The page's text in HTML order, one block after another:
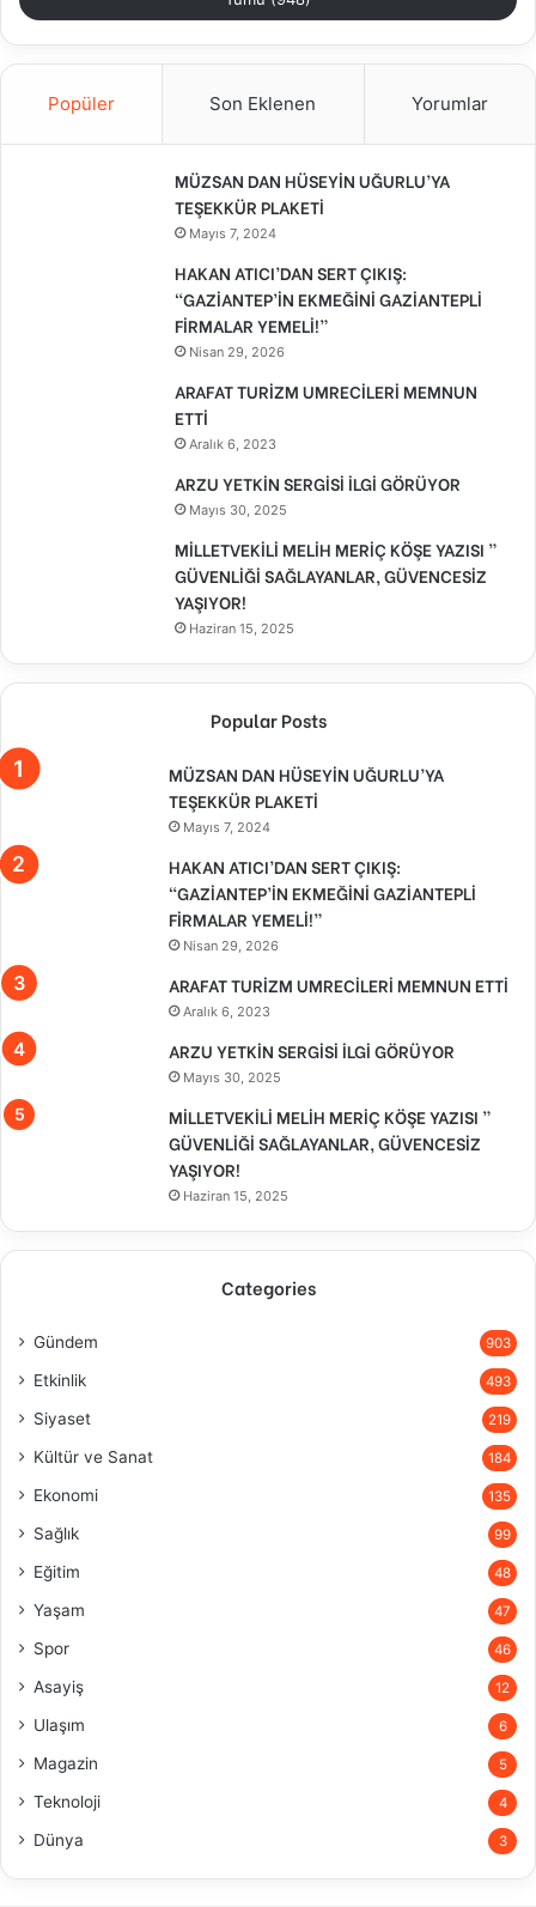
Popüler Son Eklenen Yorumlar
MÜZSAN DAN HÜSEYİN UĞURLU’YA
TEŞEKKÜR PLAKETİ
Mayıs 7, 2024
HAKAN ATICI’DAN SERT ÇIKIŞ:
“GAZİANTEP’İN EKMEĞİNİ GAZİANTEPLİ
FİRMALAR YEMELİ!”
Nisan 29, 2026
ARAFAT TURİZM UMRECİLERİ MEMNUN
ETTİ
Aralık 6, 2023
ARZU YETKİN SERGİSİ İLGİ GÖRÜYOR
Mayıs 30, 2025
MİLLETVEKİLİ MELİH MERİÇ KÖŞE YAZISI ”
GÜVENLİĞİ SAĞLAYANLAR, GÜVENCESİZ
YAŞIYOR!
Haziran 15, 2025
Popular Posts
MÜZSAN DAN HÜSEYİN UĞURLU’YA
TEŞEKKÜR PLAKETİ
Mayıs 7, 2024
HAKAN ATICI’DAN SERT ÇIKIŞ:
“GAZİANTEP’İN EKMEĞİNİ GAZİANTEPLİ
FİRMALAR YEMELİ!”
Nisan 29, 2026
ARAFAT TURİZM UMRECİLERİ MEMNUN ETTİ
Aralık 6, 2023
ARZU YETKİN SERGİSİ İLGİ GÖRÜYOR
Mayıs 30, 2025
MİLLETVEKİLİ MELİH MERİÇ KÖŞE YAZISI ”
GÜVENLİĞİ SAĞLAYANLAR, GÜVENCESİZ
YAŞIYOR!
Haziran 15, 2025
Categories
Gündem 903
Etkinlik 493
Siyaset 219
Kültür ve Sanat 184
Ekonomi 135
Sağlık 99
Eğitim 48
Yaşam 47
Spor 46
Asayiş 12
Ulaşım 6
Magazin 5
Teknoloji 4
Dünya 3